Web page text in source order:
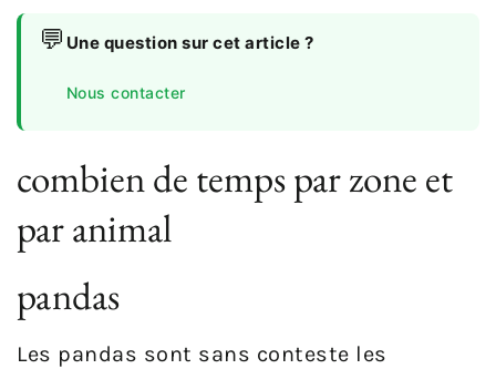
💬 Une question sur cet article ?
Nous contacter
combien de temps par zone et
par animal
pandas
Les pandas sont sans conteste les